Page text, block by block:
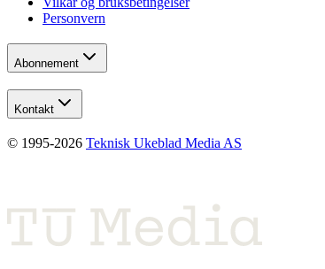
Personvern
Abonnement
Kontakt
© 1995-2026 Teknisk Ukeblad Media AS